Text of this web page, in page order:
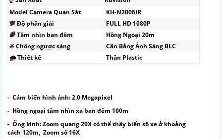
Model Camera Quan Sát
KH-N2006IR
💯 Độ phân giải
FULL HD 1080P
🌈 Tầm nhìn ban đêm
Hồng Ngoại 20m
❇️ Chống ngược sáng
Cân Bằng Ánh Sáng BLC
🌧️ Thiết kế
Thân Plastic
- Cảm biến hình ảnh: 2.0 Megapixel
- Hồng ngoại tầm nhìn xa ban đêm 100m
- Ống kính: Zoom quang 20X có thể thấy biển số xe ở khoảng
cách 120m, Zoom số 16X